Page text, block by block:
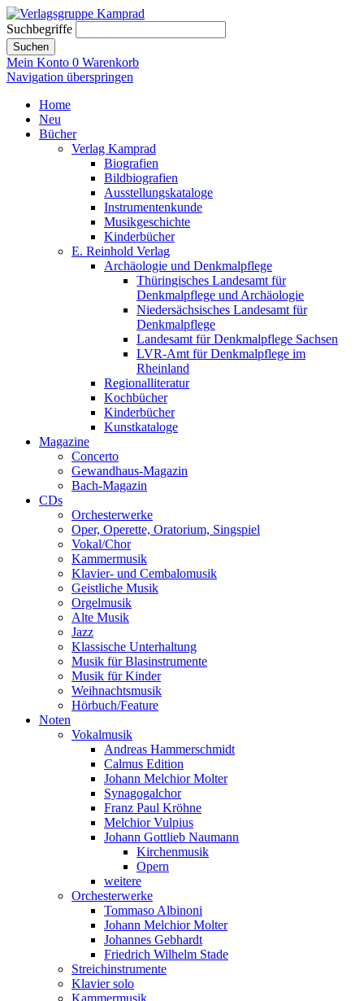
Suchbegriffe
Suchen
Mein Konto 0 Warenkorb
Navigation überspringen
Home
Neu
Bücher
Verlag Kamprad
Biografien
Bildbiografien
Ausstellungskataloge
Instrumentenkunde
Musikgeschichte
Kinderbücher
E. Reinhold Verlag
Archäologie und Denkmalpflege
Thüringisches Landesamt für
Denkmalpflege und Archäologie
Niedersächsisches Landesamt für
Denkmalpflege
Landesamt für Denkmalpflege Sachsen
LVR-Amt für Denkmalpflege im
Rheinland
Regionalliteratur
Kochbücher
Kinderbücher
Kunstkataloge
Magazine
Concerto
Gewandhaus-Magazin
Bach-Magazin
CDs
Orchesterwerke
Oper, Operette, Oratorium, Singspiel
Vokal/Chor
Kammermusik
Klavier- und Cembalomusik
Geistliche Musik
Orgelmusik
Alte Musik
Jazz
Klassische Unterhaltung
Musik für Blasinstrumente
Musik für Kinder
Weihnachtsmusik
Hörbuch/Feature
Noten
Vokalmusik
Andreas Hammerschmidt
Calmus Edition
Johann Melchior Molter
Synagogalchor
Franz Paul Kröhne
Melchior Vulpius
Johann Gottlieb Naumann
Kirchenmusik
Opern
weitere
Orchesterwerke
Tommaso Albinoni
Johann Melchior Molter
Johannes Gebhardt
Friedrich Wilhelm Stade
Streichinstrumente
Klavier solo
Kammermusik